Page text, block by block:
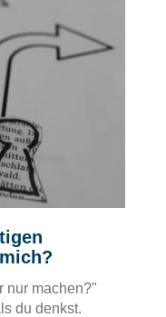
nur machen?"
du denkst.